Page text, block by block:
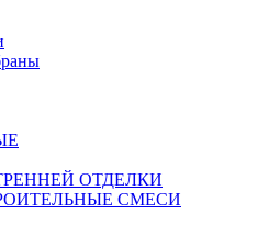
ОТДЕЛКИ
СМЕСИ